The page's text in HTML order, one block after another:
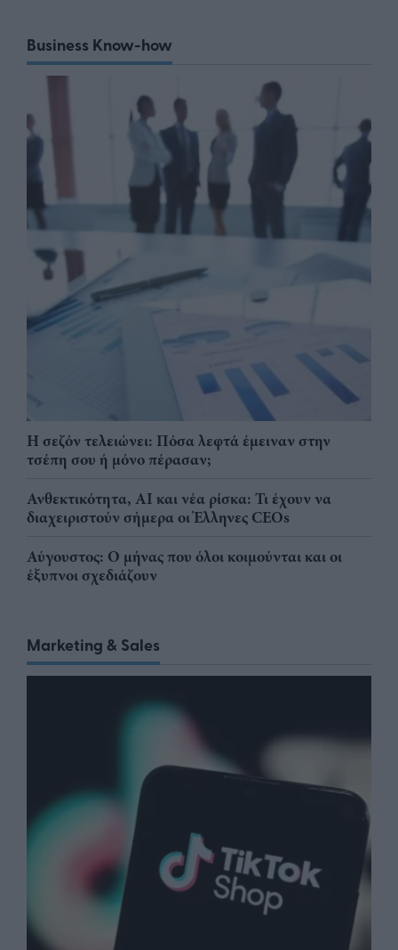
Business Know-how
Η σεζόν τελειώνει: Πόσα λεφτά έμειναν στην
τσέπη σου ή μόνο πέρασαν;
Ανθεκτικότητα, AI και νέα ρίσκα: Τι έχουν να
διαχειριστούν σήμερα οι Έλληνες CEOs
Αύγουστος: Ο μήνας που όλοι κοιμούνται και οι
έξυπνοι σχεδιάζουν
Marketing & Sales